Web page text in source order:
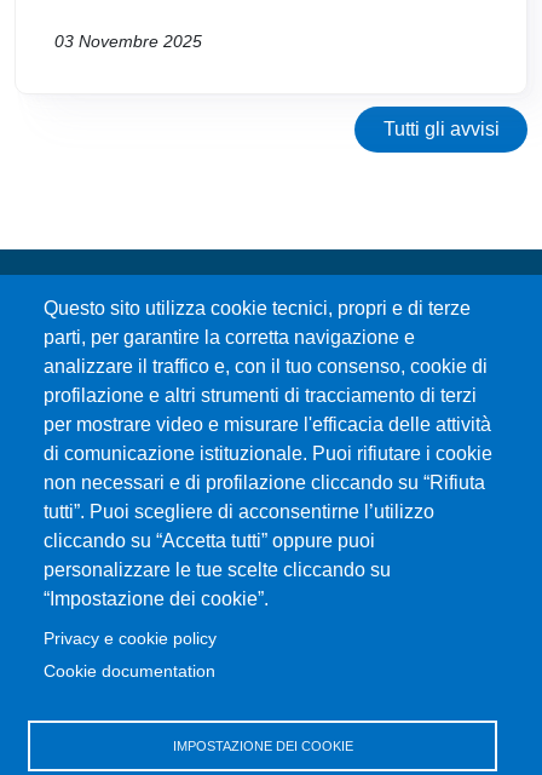
03 Novembre 2025
Tutti gli avvisi
Questo sito utilizza cookie tecnici, propri e di terze
parti, per garantire la corretta navigazione e
analizzare il traffico e, con il tuo consenso, cookie di
profilazione e altri strumenti di tracciamento di terzi
per mostrare video e misurare l'efficacia delle attività
di comunicazione istituzionale. Puoi rifiutare i cookie
non necessari e di profilazione cliccando su “Rifiuta
tutti”. Puoi scegliere di acconsentirne l’utilizzo
cliccando su “Accetta tutti” oppure puoi
personalizzare le tue scelte cliccando su
“Impostazione dei cookie”.
Privacy e cookie policy
Cookie documentation
IMPOSTAZIONE DEI COOKIE
Università degli Studi di Messina
Piazza Pugliatti, 1 - 98122 Messina
Cod. Fiscale 80004070837
P.IVA 00724160833
Centralino: 090 676 1
MENÙ SOCIAL
MENÙ FOOTER 1
Accessibilità